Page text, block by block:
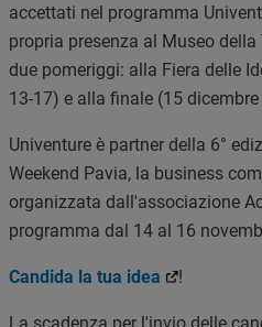
accettati nel programma
propria presenza al Museo
due pomeriggi: alla Fiera delle
13-17) e alla finale (15
Univenture è partner della 6°
Weekend Pavia, la business
organizzata dall'associazione
programma dal 14 al 16
Candida la tua idea !